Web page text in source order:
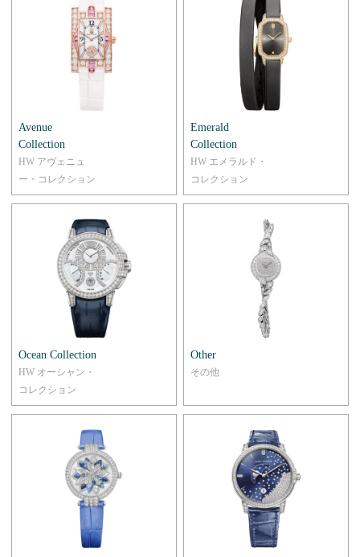
Avenue
Collection
HW アヴェニュ
ー・コレクション
Emerald
Collection
HW エメラルド・
コレクション
Ocean Collection
HW オーシャン・
コレクション
Other
その他